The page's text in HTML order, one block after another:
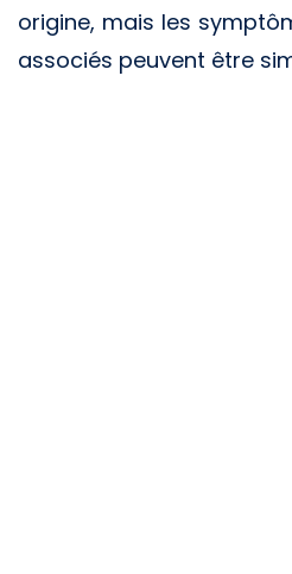
origine, mais les
associés peuvent être